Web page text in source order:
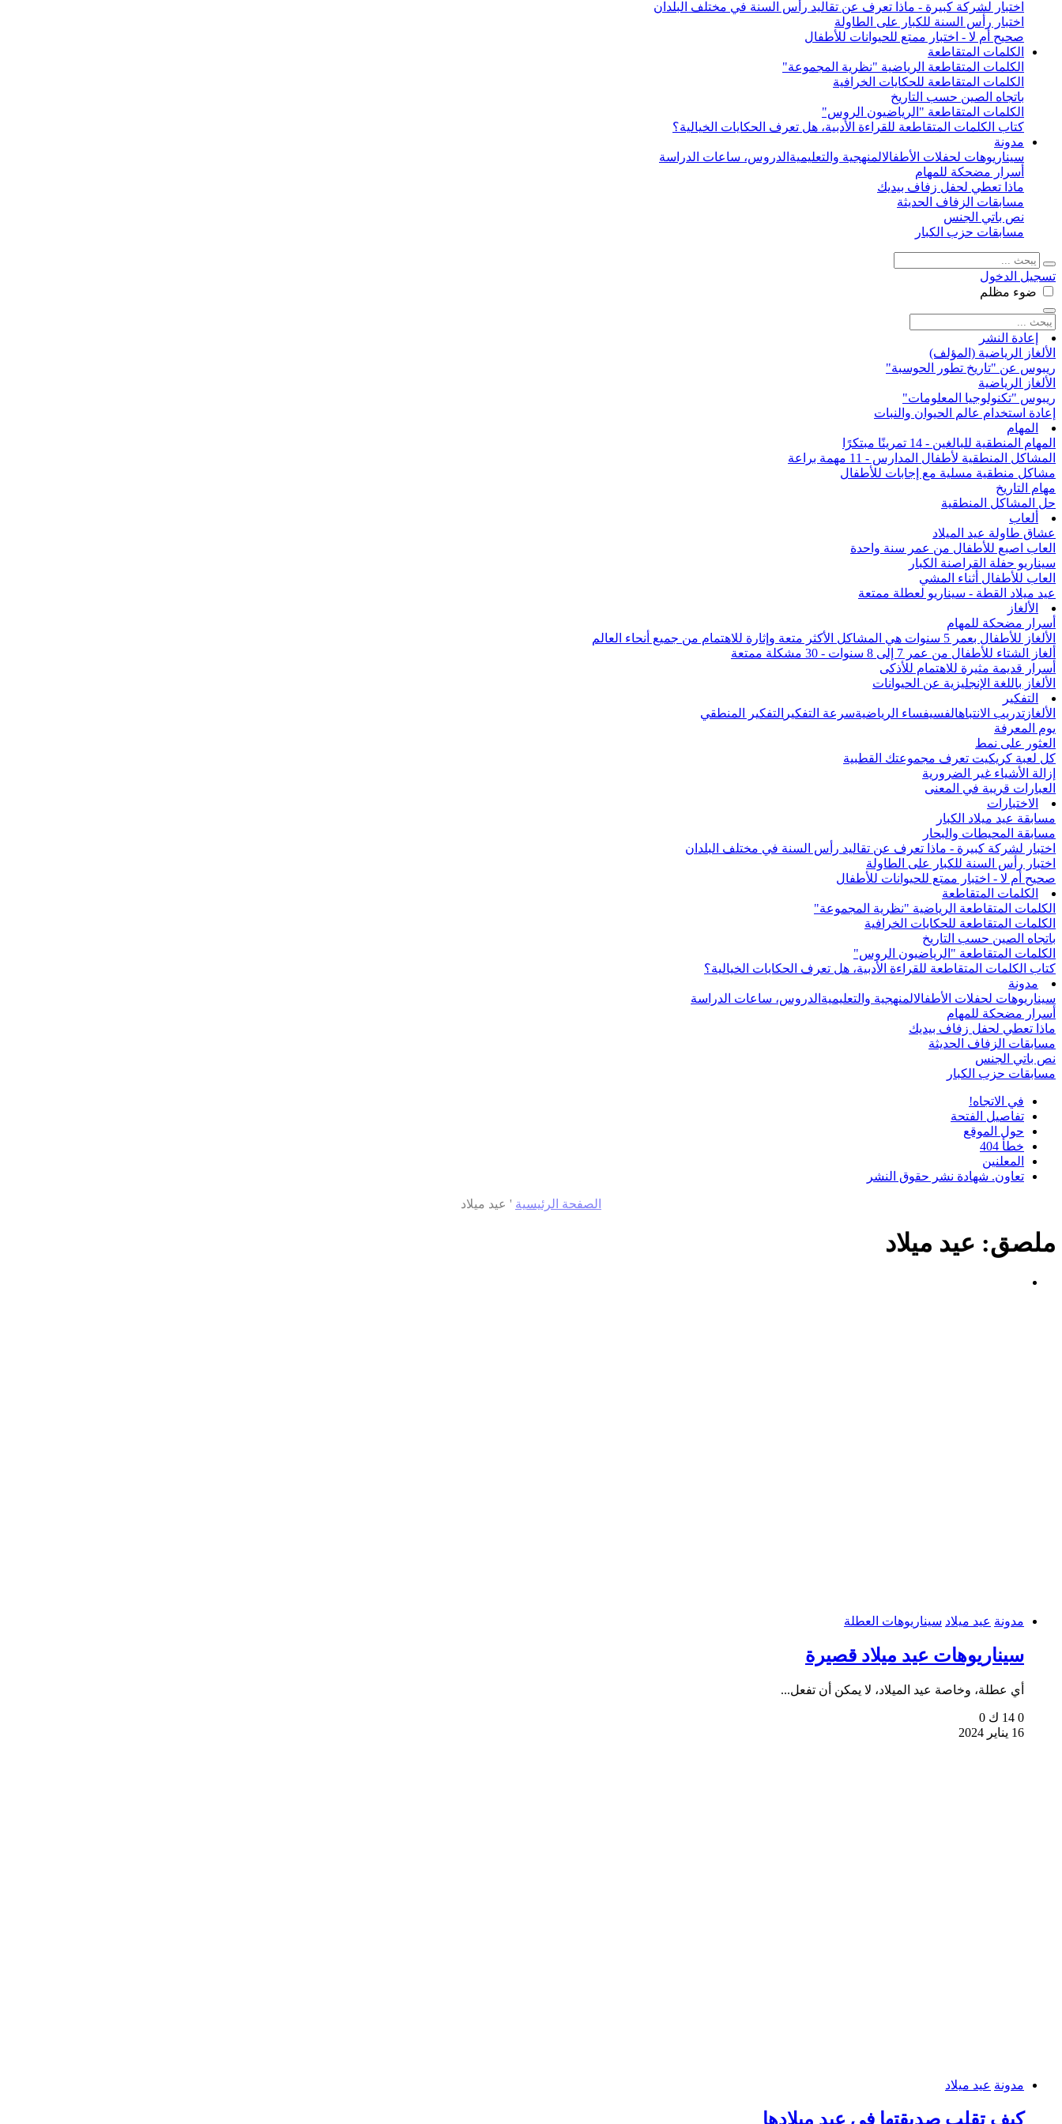
اختبار لشركة كبيرة - ماذا تعرف عن تقاليد رأس السنة في مختلف البلدان
اختبار رأس السنة للكبار على الطاولة
صحيح أم لا - اختبار ممتع للحيوانات للأطفال
الكلمات المتقاطعة
الكلمات المتقاطعة الرياضية "نظرية المجموعة"
الكلمات المتقاطعة للحكايات الخرافية
باتجاه الصين حسب التاريخ
الكلمات المتقاطعة "الرياضيون الروس"
كتاب الكلمات المتقاطعة للقراءة الأدبية، هل تعرف الحكايات الخيالية؟
مدونة
سيناريوهات لحفلات الأطفالالمنهجية والتعليمية الدروس، ساعات الدراسة
أسرار مضحكة للمهام
ماذا تعطي لحفل زفاف بيديك
مسابقات الزفاف الحديثة
نص باتي الجنس
مسابقات حزب الكبار
تسجيل الدخول
ضوء مظلم
إعادة النشر
الألغاز الرياضية (المؤلف)
ريبوس عن "تاريخ تطور الحوسبة"
الألغاز الرياضية
ريبوس "تكنولوجيا المعلومات"
إعادة استخدام عالم الحيوان والنبات
المهام
المهام المنطقية للبالغين - 14 تمرينًا مبتكرًا
المشاكل المنطقية لأطفال المدارس - 11 مهمة براعة
مشاكل منطقية مسلية مع إجابات للأطفال
مهام التاريخ
حل المشاكل المنطقية
ألعاب
عشاق طاولة عيد الميلاد
العاب اصبع للأطفال من عمر سنة واحدة
سيناريو حفلة القراصنة الكبار
العاب للأطفال أثناء المشي
عيد ميلاد القطة - سيناريو لعطلة ممتعة
الألغاز
أسرار مضحكة للمهام
الألغاز للأطفال بعمر 5 سنوات هي المشاكل الأكثر متعة وإثارة للاهتمام من جميع أنحاء العالم
ألغاز الشتاء للأطفال من عمر 7 إلى 8 سنوات - 30 مشكلة ممتعة
أسرار قديمة مثيرة للاهتمام للأذكى
الألغاز باللغة الإنجليزية عن الحيوانات
التفكير
الألغاز تدريب الانتباهالفسيفساء الرياضيةسرعة التفكير التفكير المنطقي
يوم المعرفة
العثور على نمط
كل لعبة كريكيت تعرف مجموعتك القطبية
إزالة الأشياء غير الضرورية
العبارات قريبة في المعنى
الاختبارات
مسابقة عيد ميلاد الكبار
مسابقة المحيطات والبحار
اختبار لشركة كبيرة - ماذا تعرف عن تقاليد رأس السنة في مختلف البلدان
اختبار رأس السنة للكبار على الطاولة
صحيح أم لا - اختبار ممتع للحيوانات للأطفال
الكلمات المتقاطعة
الكلمات المتقاطعة الرياضية "نظرية المجموعة"
الكلمات المتقاطعة للحكايات الخرافية
باتجاه الصين حسب التاريخ
الكلمات المتقاطعة "الرياضيون الروس"
كتاب الكلمات المتقاطعة للقراءة الأدبية، هل تعرف الحكايات الخيالية؟
مدونة
سيناريوهات لحفلات الأطفالالمنهجية والتعليمية الدروس، ساعات الدراسة
أسرار مضحكة للمهام
ماذا تعطي لحفل زفاف بيديك
مسابقات الزفاف الحديثة
نص باتي الجنس
مسابقات حزب الكبار
في الاتجاه!
تفاصيل الفتحة
حول الموقع
خطأ 404
المعلنين
تعاون. شهادة نشر حقوق النشر
الصفحة الرئيسية ' عيد ميلاد
ملصق: عيد ميلاد
مدونة عيد ميلاد سيناريوهات العطلة
سيناريوهات عيد ميلاد قصيرة
أي عطلة، وخاصة عيد الميلاد، لا يمكن أن تفعل...
0 14 ك
0
16 يناير 2024
مدونة عيد ميلاد
كيف تقلب صديقتها في عيد ميلادها